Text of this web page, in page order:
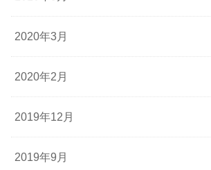
2020年3月
2020年2月
2019年12月
2019年9月